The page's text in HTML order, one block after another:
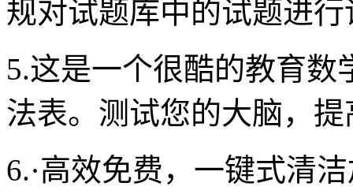
规对试题库中的试题进
5.这是一个很酷的教育
法表。测试您的大脑，
6.·高效免费，一键式清